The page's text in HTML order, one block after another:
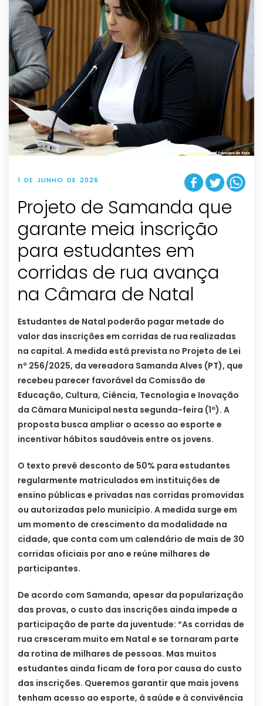
1 DE JUNHO DE 2026
Projeto de Samanda que
garante meia inscrição
para estudantes em
corridas de rua avança
na Câmara de Natal
Estudantes de Natal poderão pagar metade do
valor das inscrições em corridas de rua realizadas
na capital. A medida está prevista no Projeto de Lei
nº 256/2025, da vereadora Samanda Alves (PT), que
recebeu parecer favorável da Comissão de
Educação, Cultura, Ciência, Tecnologia e Inovação
da Câmara Municipal nesta segunda-feira (1º). A
proposta busca ampliar o acesso ao esporte e
incentivar hábitos saudáveis entre os jovens.
O texto prevê desconto de 50% para estudantes
regularmente matriculados em instituições de
ensino públicas e privadas nas corridas promovidas
ou autorizadas pelo município. A medida surge em
um momento de crescimento da modalidade na
cidade, que conta com um calendário de mais de 30
corridas oficiais por ano e reúne milhares de
participantes.
De acordo com Samanda, apesar da popularização
das provas, o custo das inscrições ainda impede a
participação de parte da juventude: “As corridas de
rua cresceram muito em Natal e se tornaram parte
da rotina de milhares de pessoas. Mas muitos
estudantes ainda ficam de fora por causa do custo
das inscrições. Queremos garantir que mais jovens
tenham acesso ao esporte, à saúde e à convivência